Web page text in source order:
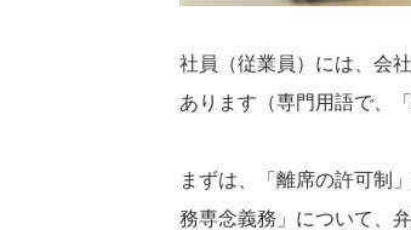
社員（従業員）には、会
あります（専門用語で、
まずは、「離席の許可制
務専念義務」について、